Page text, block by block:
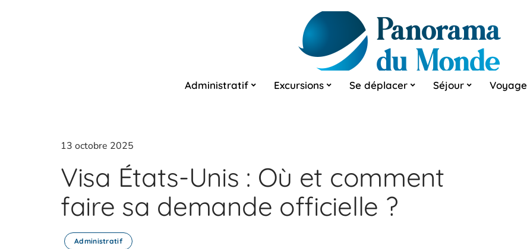
Administratif Excursions Se déplacer Séjour Voyage
13 octobre 2025
Visa États-Unis : Où et comment
faire sa demande officielle ?
Administratif